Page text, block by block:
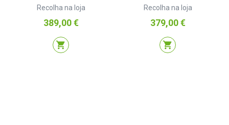
Recolha na loja
Preço
389,00 €
shopping_cart
Recolha na loja
Preço
379,00 €
shopping_cart